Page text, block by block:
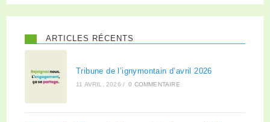
ARTICLES RÉCENTS
Tribune de l’ignymontain d’avril 2026
11 AVRIL, 2026 / 0 COMMENTAIRE